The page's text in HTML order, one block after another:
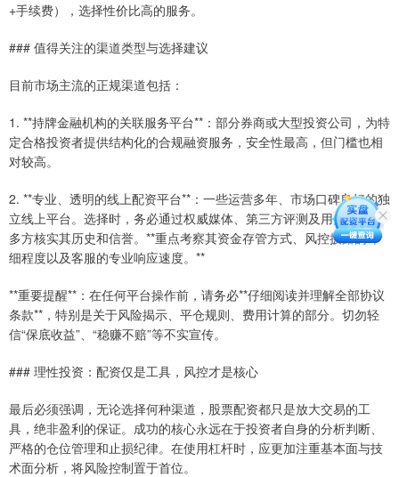
+手续费），选择性价比高的服务。
### 值得关注的渠道类型与选择建议
目前市场主流的正规渠道包括：
1. **持牌金融机构的关联服务平台**：部分券商或大型投资公司，为特
定合格投资者提供结构化的合规融资服务，安全性最高，但门槛也相
对较高。
2. **专业、透明的线上配资平台**：一些运营多年、市场口碑良好的独
立线上平台。选择时，务必通过权威媒体、第三方评测及用户反馈，
多方核实其历史和信誉。**重点考察其资金存管方式、风控披露的详
细程度以及客服的专业响应速度。**
**重要提醒**：在任何平台操作前，请务必**仔细阅读并理解全部协议
条款**，特别是关于风险揭示、平仓规则、费用计算的部分。切勿轻
信“保底收益”、“稳赚不赔”等不实宣传。
### 理性投资：配资仅是工具，风控才是核心
最后必须强调，无论选择何种渠道，股票配资都只是放大交易的工
具，绝非盈利的保证。成功的核心永远在于投资者自身的分析判断、
严格的仓位管理和止损纪律。在使用杠杆时，应更加注重基本面与技
术面分析，将风险控制置于首位。